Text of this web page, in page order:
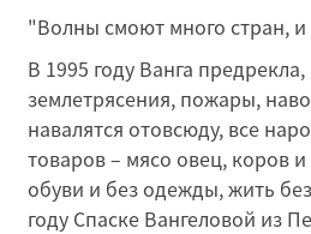
"Волны смоют много стран, и
В 1995 году Ванга
землетрясения, пожары,
навалятся отовсюду, все
товаров – мясо овец, коров
обуви и без одежды, жить
году Спаске Вангеловой из